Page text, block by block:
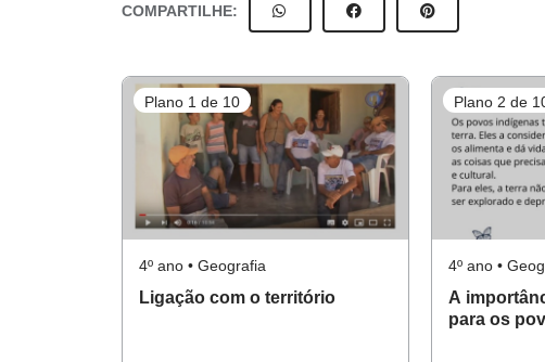
COMPARTILHE:
Plano 1 de 10
4º ano • Geografia
Ligação com o território
Plano 2 de
4º ano •
A
para os